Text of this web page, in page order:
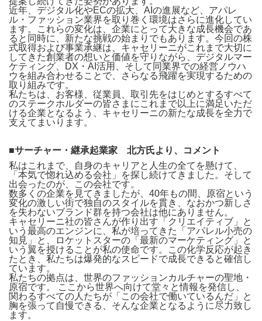
近年、デジタル化やECの拡大、AIの進展など、アパレ
ル・ファッション業界を取り巻く環境はさらに進化してい
ます。これらの変化は、企業にとって大きな成長機会であ
ると同時に、新たな挑戦の始まりでもあります。今回の株
式取得および事業承継は、キャセリーニがこれまで大切に
してきた創業者の想いと価値を守りながら、デジタルマー
ケティング、DX・AI活用、そして同業界での経営ノウハ
ウを組み合わせることで、さらなる飛躍を実現するための
取り組みです。
私たちは、お客様、従業員、取引先をはじめとするすべて
のステークホルダーの皆さまにこれまで以上に満足いただ
ける企業となるよう、キャセリーニの新たな成長を全力で
支えてまいります。
■サーチャー・継承起業家 北方氏より、コメント
私はこれまで、自身のキャリアと人生の全てを懸けて、
「本気で惚れ込める会社」を探し続けてきました。そして
出会ったのが、この会社です。
数多くの企業を見てきましたが、40年もの間、原宿という
変化の激しい街で独自のスタイルを貫き、なおかつ新しさ
を失わないブランド群を持つ会社は他にありません。
キャセリーニ社の皆さんが作り出す「クリエイティブ」と
いう最高のエンジンに、私が培ってきた「アパレル小売の
知見」と、ロケットスターの「最新のマーケティング」と
いう翼を授けることが私の使命です。この化学反応が起き
たとき、私たちは爆発的なスピードで成長できると確信し
ています。
私たちの拠点は、世界のファッションカルチャーの聖地・
原宿です。 ここから世界へ向けて堂々と情報を発信し、
関わるすべての人たちが「この会社で働いているんだ」と
胸を張って自慢できる、そんな企業となるように尽力致し
ます。